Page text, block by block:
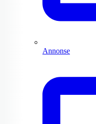
Annonse